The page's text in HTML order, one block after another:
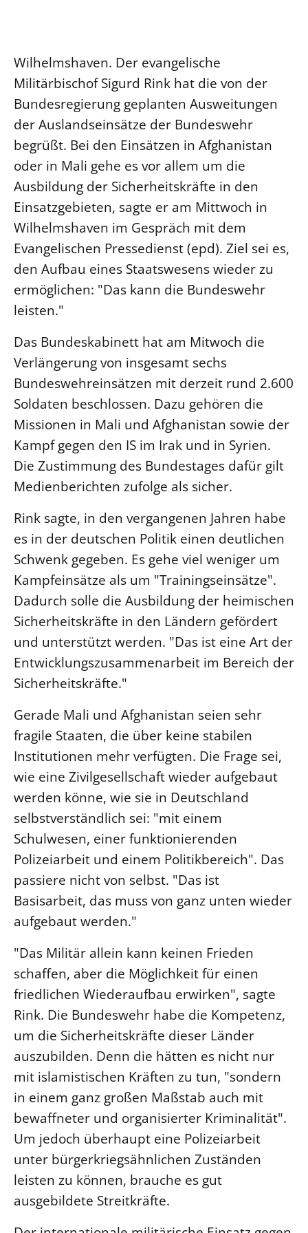
Wilhelmshaven. Der evangelische
Militärbischof Sigurd Rink hat die von der
Bundesregierung geplanten Ausweitungen
der Auslandseinsätze der Bundeswehr
begrüßt. Bei den Einsätzen in Afghanistan
oder in Mali gehe es vor allem um die
Ausbildung der Sicherheitskräfte in den
Einsatzgebieten, sagte er am Mittwoch in
Wilhelmshaven im Gespräch mit dem
Evangelischen Pressedienst (epd). Ziel sei es,
den Aufbau eines Staatswesens wieder zu
ermöglichen: "Das kann die Bundeswehr
leisten."
Das Bundeskabinett hat am Mitwoch die
Verlängerung von insgesamt sechs
Bundeswehreinsätzen mit derzeit rund 2.600
Soldaten beschlossen. Dazu gehören die
Missionen in Mali und Afghanistan sowie der
Kampf gegen den IS im Irak und in Syrien.
Die Zustimmung des Bundestages dafür gilt
Medienberichten zufolge als sicher.
Rink sagte, in den vergangenen Jahren habe
es in der deutschen Politik einen deutlichen
Schwenk gegeben. Es gehe viel weniger um
Kampfeinsätze als um "Trainingseinsätze".
Dadurch solle die Ausbildung der heimischen
Sicherheitskräfte in den Ländern gefördert
und unterstützt werden. "Das ist eine Art der
Entwicklungszusammenarbeit im Bereich der
Sicherheitskräfte."
Gerade Mali und Afghanistan seien sehr
fragile Staaten, die über keine stabilen
Institutionen mehr verfügten. Die Frage sei,
wie eine Zivilgesellschaft wieder aufgebaut
werden könne, wie sie in Deutschland
selbstverständlich sei: "mit einem
Schulwesen, einer funktionierenden
Polizeiarbeit und einem Politikbereich". Das
passiere nicht von selbst. "Das ist
Basisarbeit, das muss von ganz unten wieder
aufgebaut werden."
"Das Militär allein kann keinen Frieden
schaffen, aber die Möglichkeit für einen
friedlichen Wiederaufbau erwirken", sagte
Rink. Die Bundeswehr habe die Kompetenz,
um die Sicherheitskräfte dieser Länder
auszubilden. Denn die hätten es nicht nur
mit islamistischen Kräften zu tun, "sondern
in einem ganz großen Maßstab auch mit
bewaffneter und organisierter Kriminalität".
Um jedoch überhaupt eine Polizeiarbeit
unter bürgerkriegsähnlichen Zuständen
leisten zu können, brauche es gut
ausgebildete Streitkräfte.
LANDESKIRCHENAMT
Willkommen
Kollegium
Abteilungen des Landeskirchenamts
Rechnungsprüfungsamt
Fachstelle Sexualisierte Gewalt
Beschwerdestellen
Kirchenämter
Gleichstellung
Datenschutz
Geschäftsstelle Landessynode
LANDESSYNODE
27. Landessynode
Kontakt
Hintergrund
Ehrenamt
Beruf
BIBLIOTHEK & ARCHIV
SERVICE
Älterwerden im Pfarrberuf
Beteiligungsverfahren
Beschwerdestellen
Ephoralbüro
Finanzplanung
Corporate Design
Interventionsplan
Jahresgespräche
Kantine Speiseplan
Kirchliches Amtsblatt
Kirchliche Verwaltung
Klimaschutzgesetz
Kunstreferat
NKVK
Öffentlichkeitsarbeit
Personalausschuss
Projektmanagement
Recht
Terminstundenplaner
Glaubensbekenntnis
Positionen
Ökumene
Religionen
KLIMASCHUTZ
Nachhaltigkeit
Erneuerbare Energien
Mobilität
Naturschutz
Gebäude
Kontakt
Barrierefreiheit
Presse
Freie Stellen
Service für Gemeinden
Suche